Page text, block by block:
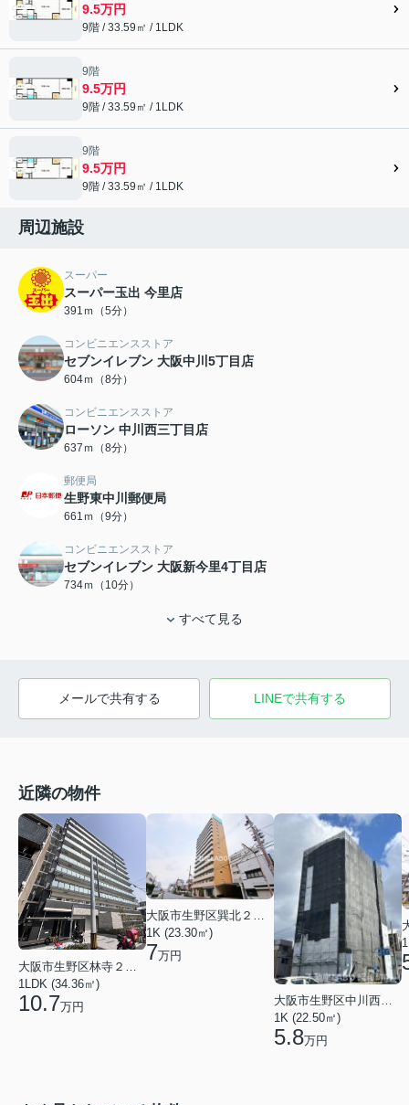
9.5万円
9階 / 33.59㎡ / 1LDK
9階
9.5万円
9階 / 33.59㎡ / 1LDK
9階
9.5万円
9階 / 33.59㎡ / 1LDK
周辺施設
スーパー
スーパー玉出 今里店
391ｍ（5分）
コンビニエンスストア
セブンイレブン 大阪中川5丁目店
604ｍ（8分）
コンビニエンスストア
ローソン 中川西三丁目店
637ｍ（8分）
郵便局
生野東中川郵便局
661ｍ（9分）
コンビニエンスストア
セブンイレブン 大阪新今里4丁目店
734ｍ（10分）
すべて見る
メールで共有する LINEで共有する
近隣の物件
1LDK (34.36㎡)
10.7万円
1K (23.30㎡)
7万円
1K (22.50㎡)
5.8万円